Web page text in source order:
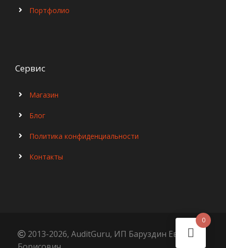
Портфолио
Сервис
Магазин
Блог
Политика конфиденциальности
Контакты
2013-2026, AuditGuru, ИП Баруздин Евгений
0